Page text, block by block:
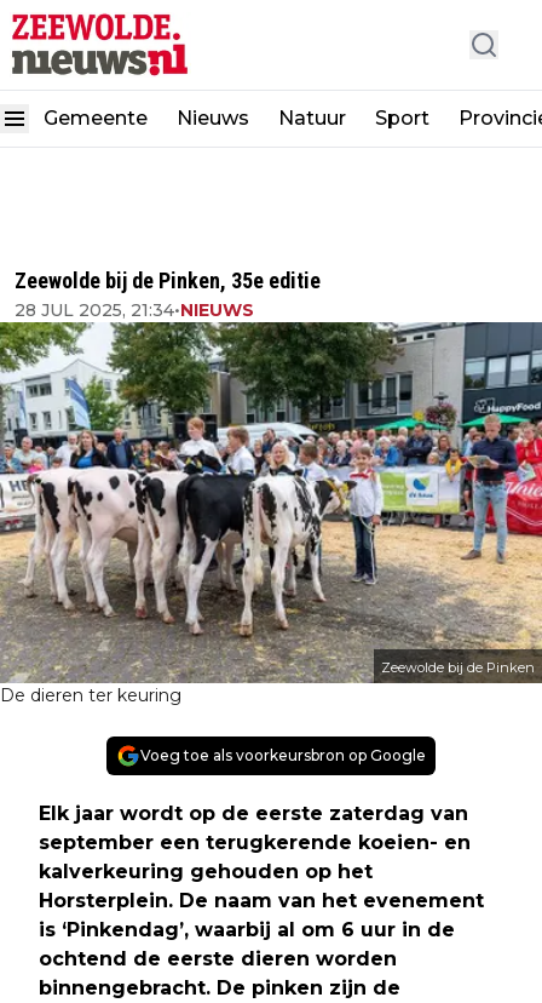
Gemeente Nieuws Natuur Sport
Zeewolde bij de Pinken, 35e editie
28 JUL 2025, 21:34•NIEUWS
Zeewolde bij de Pinken
De dieren ter keuring
Voeg toe als voorkeursbron op Google
Elk jaar wordt op de eerste zaterdag van
september een terugkerende koeien- en
kalverkeuring gehouden op het
Horsterplein. De naam van het evenement
is ‘Pinkendag’, waarbij al om 6 uur in de
ochtend de eerste dieren worden
binnengebracht. De pinken zijn de